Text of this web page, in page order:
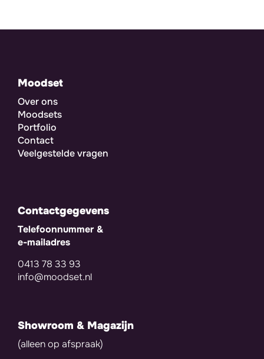
Moodset
Over ons
Moodsets
Portfolio
Contact
Veelgestelde vragen
Contactgegevens
Telefoonnummer &
e-mailadres
0413 78 33 93
info@moodset.nl
Showroom & Magazijn
(alleen op afspraak)